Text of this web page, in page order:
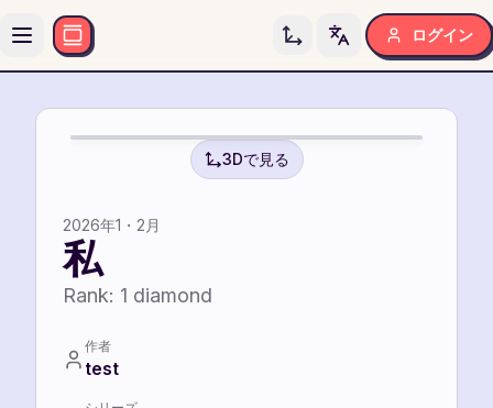
Toggle language
ログイン
A
3Dで見る
2026年1・2月
私
Rank: 1 diamond
作者
test